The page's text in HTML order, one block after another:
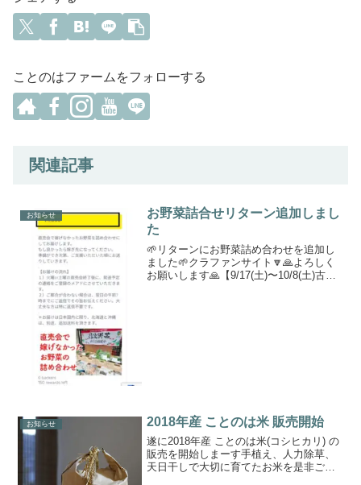
ことのはファームをフォローする
関連記事
お知らせ
お野菜詰合せリターン追加しまし
た
🌱リターンにお野菜詰め合わせを追加し
ました🌱クラファンサイト🔽🙏よろしく
お願いします🙏【9/17(土)〜10/8(土)古民
お知らせ 2018年産 ことのは米 販売開始
遂に2018年産 ことのは米(コシヒカリ) の
販売を開始しまーす手植え、人力除草、
天日干しで大切に育てたお米を是非ご賞